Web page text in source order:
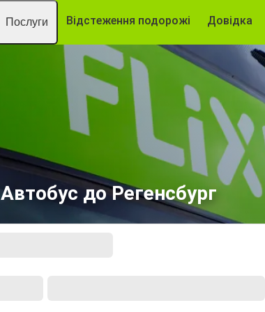
Послуги Відстеження подорожі Довідка
Автобус до Регенсбург